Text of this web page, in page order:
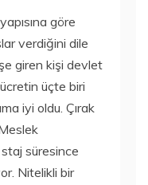
göre
verdiğini dile
giren kişi devlet
üçte biri
iyi oldu. Çırak
süresince
Nitelikli bir